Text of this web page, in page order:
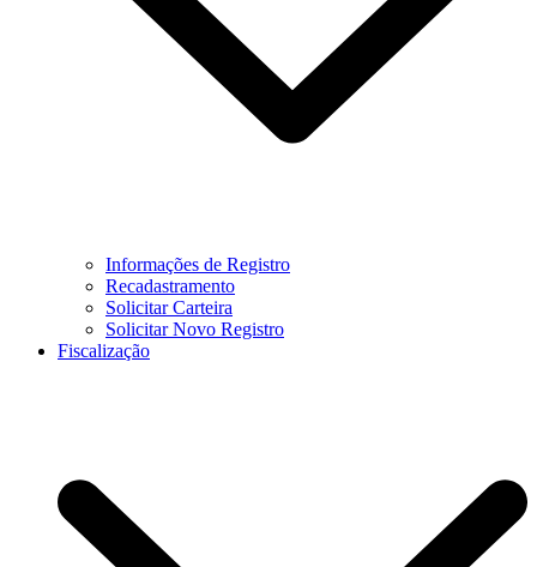
Informações de Registro
Recadastramento
Solicitar Carteira
Solicitar Novo Registro
Fiscalização